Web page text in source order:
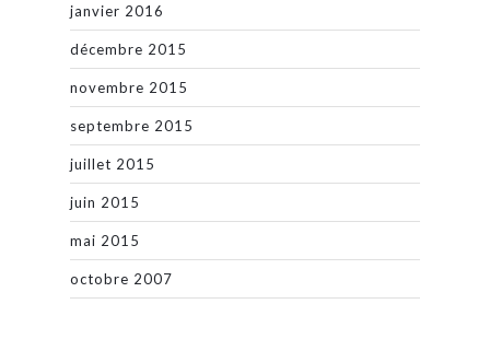
janvier 2016
décembre 2015
novembre 2015
septembre 2015
juillet 2015
juin 2015
mai 2015
octobre 2007